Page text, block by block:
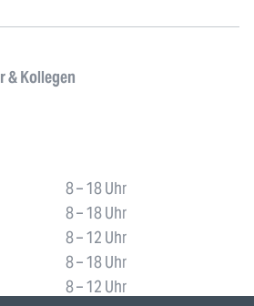
& Kollegen
8 – 18 Uhr
8 – 18 Uhr
8 – 12 Uhr
8 – 18 Uhr
8 – 12 Uhr